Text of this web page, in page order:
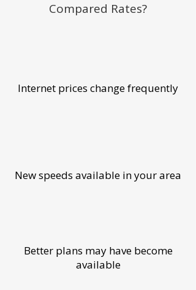
Compared Rates?
Internet prices change frequently
New speeds available in your area
Better plans may have become
available